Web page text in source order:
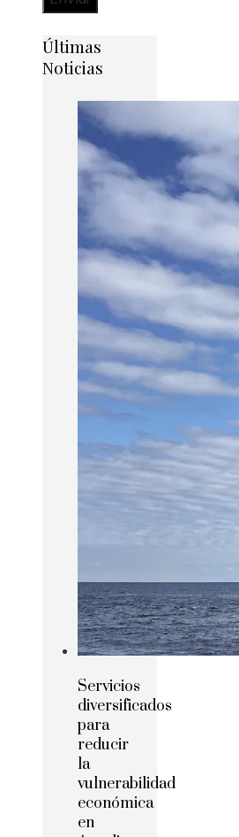
Últimas
Noticias
Servicios
diversificados
para
reducir
la
vulnerabilidad
económica
en